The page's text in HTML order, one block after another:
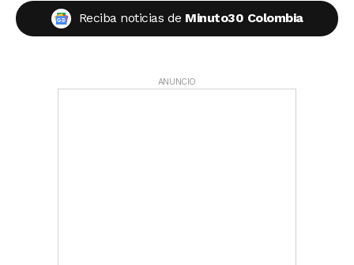
Reciba noticias de Minuto30 Colombia
ANUNCIO